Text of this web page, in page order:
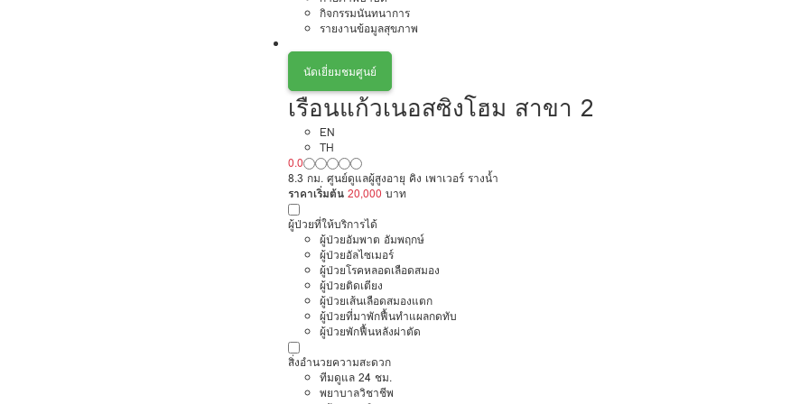
กิจกรรมนันทนาการ
รายงานข้อมูลสุขภาพ
นัดเยี่ยมชมศูนย์
เรือนแก้วเนอสซิงโฮม สาขา 2
EN
TH
0.0
8.3 กม. ศูนย์ดูแลผู้สูงอายุ คิง เพาเวอร์ รางน้ำ
ราคาเริ่มต้น 20,000 บาท
ผู้ป่วยที่ให้บริการได้
ผู้ป่วยอัมพาต อัมพฤกษ์
ผู้ป่วยอัลไซเมอร์
ผู้ป่วยโรคหลอดเลือดสมอง
ผู้ป่วยติดเตียง
ผู้ป่วยเส้นเลือดสมองแตก
ผู้ป่วยที่มาพักฟื้นทำแผลกดทับ
ผู้ป่วยพักฟื้นหลังผ่าตัด
สิ่งอำนวยความสะดวก
ทีมดูแล 24 ชม.
พยาบาลวิชาชีพ